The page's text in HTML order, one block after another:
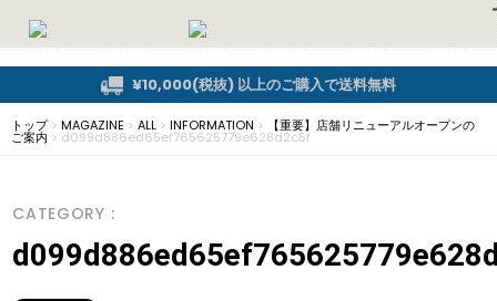
¥10,000(税抜) 以上のご購入で送料無料
トップ> MAGAZINE > ALL > INFORMATION > 【重要】店舗リニューアルオープンの
ご案内 > d099d886ed65ef765625779e628d2c5f
CATEGORY :